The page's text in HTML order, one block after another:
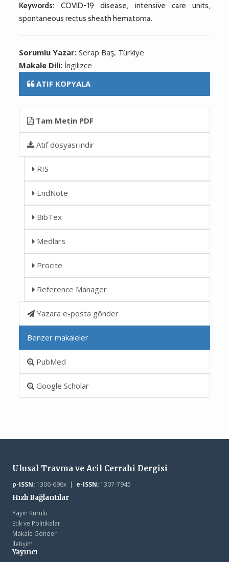
Keywords: COVID-19 disease, intensive care units,
spontaneous rectus sheath hematoma.
Sorumlu Yazar:Serap Baş, Türkiye
Makale Dili: İngilizce
ATIF KOPYALA
Tam Metin PDF
Atıf dosyası indir
RIS
EndNote
BibTex
Medlars
Procite
Reference Manager
Yazara e-posta gönder
Benzer makaleler
PubMed
Google Scholar
Ulusal Travma ve Acil Cerrahi Dergisi
p-ISSN:1306-696x | e-ISSN:1307-7945
Hızlı Bağlantılar
Yayın Kurulu
Etik ve Politikalar
Makale Gönder
İletişim
Yayıncı